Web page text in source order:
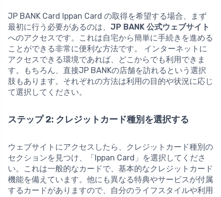
JP BANK Card Ippan Card の取得を希望する場合、まず
最初に行う必要があるのは、 JP BANK 公式ウェブサイト
へのアクセスです。これは自宅から簡単に手続きを進める
ことができる非常に便利な方法です。 インターネットに
アクセスできる環境であれば、どこからでも利用できま
す。もちろん、直接JP BANKの店舗を訪れるという選択
肢もあります。それぞれの方法は利用の目的や状況に応じ
て選択してください。
ステップ 2: クレジットカード種別を選択する
ウェブサイトにアクセスしたら、クレジットカード種別の
セクションを見つけ、「Ippan Card」を選択してくださ
い。これは一般的なカードで、基本的なクレジットカード
機能を備えています。他にも異なる特典やサービスが付属
するカードがありますので、自分のライフスタイルや利用